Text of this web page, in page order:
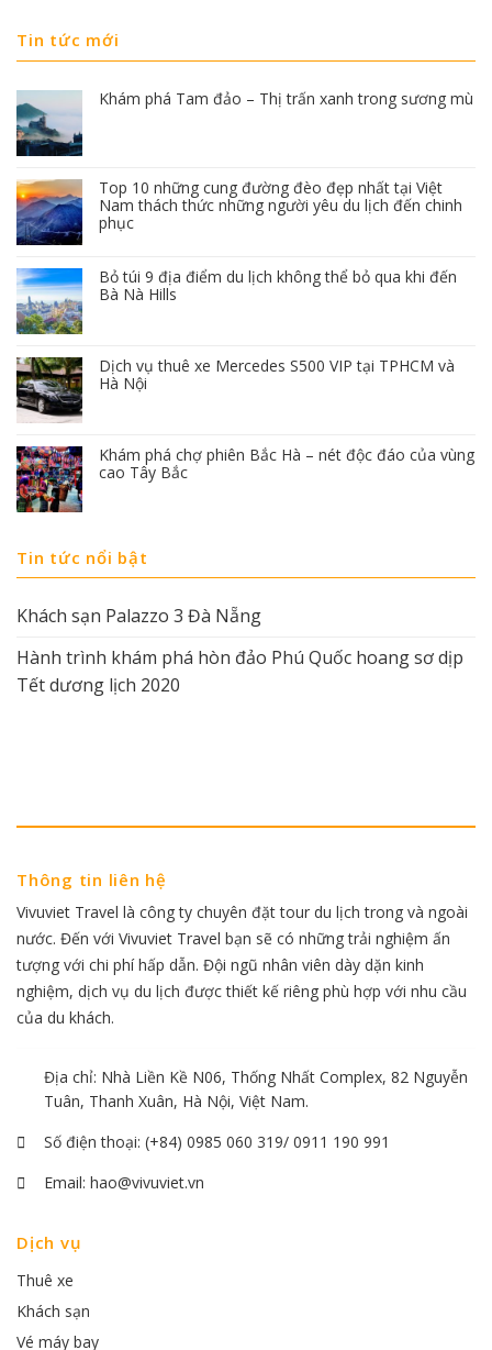
Tin tức mới
Khám phá Tam đảo – Thị trấn xanh trong sương mù
Top 10 những cung đường đèo đẹp nhất tại Việt
Nam thách thức những người yêu du lịch đến chinh
phục
Bỏ túi 9 địa điểm du lịch không thể bỏ qua khi đến
Bà Nà Hills
Dịch vụ thuê xe Mercedes S500 VIP tại TPHCM và
Hà Nội
Khám phá chợ phiên Bắc Hà – nét độc đáo của vùng
cao Tây Bắc
Tin tức nổi bật
Khách sạn Palazzo 3 Đà Nẵng
Hành trình khám phá hòn đảo Phú Quốc hoang sơ dịp
Tết dương lịch 2020
Thông tin liên hệ
Vivuviet Travel là công ty chuyên đặt tour du lịch trong và ngoài
nước. Đến với Vivuviet Travel bạn sẽ có những trải nghiệm ấn
tượng với chi phí hấp dẫn. Đội ngũ nhân viên dày dặn kinh
nghiệm, dịch vụ du lịch được thiết kế riêng phù hợp với nhu cầu
của du khách.
Địa chỉ: Nhà Liền Kề N06, Thống Nhất Complex, 82 Nguyễn
Tuân, Thanh Xuân, Hà Nội, Việt Nam.
Số điện thoại: (+84) 0985 060 319/ 0911 190 991
Email: hao@vivuviet.vn
Dịch vụ
Thuê xe
Khách sạn
Vé máy bay